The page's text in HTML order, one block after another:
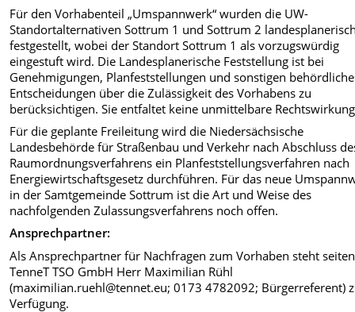
Für den Vorhabenteil „Umspannwerk“ wurden die UW-
Standortalternativen Sottrum 1 und Sottrum 2
festgestellt, wobei der Standort Sottrum 1 als vorzugswürdig
eingestuft wird. Die Landesplanerische Feststellung ist bei
Genehmigungen, Planfeststellungen und sonstigen
Entscheidungen über die Zulässigkeit des Vorhabens zu
berücksichtigen. Sie entfaltet keine unmittelbare
Für die geplante Freileitung wird die Niedersächsische
Landesbehörde für Straßenbau und Verkehr nach Abschluss
Raumordnungsverfahrens ein Planfeststellungsverfahren nach
Energiewirtschaftsgesetz durchführen. Für das neue
in der Samtgemeinde Sottrum ist die Art und Weise des
nachfolgenden Zulassungsverfahrens noch offen.
Ansprechpartner:
Als Ansprechpartner für Nachfragen zum Vorhaben steht
TenneT TSO GmbH Herr Maximilian Rühl
(maximilian.ruehl@tennet.eu; 0173 4782092; Bürgerreferent)
Verfügung.